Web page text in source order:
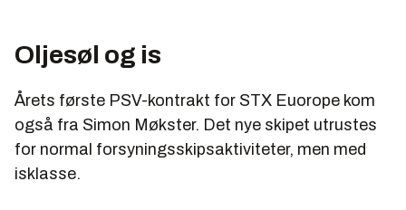
Oljesøl og is
Årets første PSV-kontrakt for STX Euorope kom
også fra Simon Møkster. Det nye skipet utrustes
for normal forsyningsskipsaktiviteter, men med
isklasse.